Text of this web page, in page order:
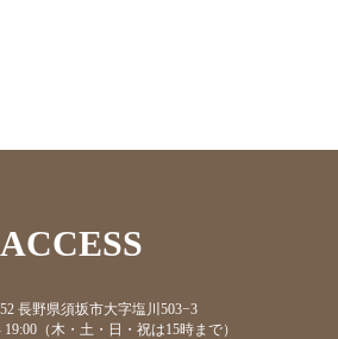
ACCESS
長野県須坂市大字塩川503−3
（木・土・日・祝は15時まで）